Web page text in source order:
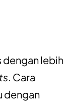
dengan lebih
. Cara
dengan